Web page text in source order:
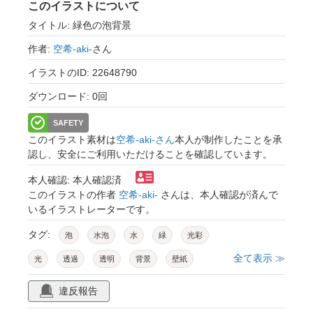
このイラストについて
タイトル: 緑色の泡背景
作者: 空希-aki-さん
イラストのID: 22648790
ダウンロード: 0回
SAFETY
このイラスト素材は空希-aki-さん本人が制作したことを承
認し、安全にご利用いただけることを確認しています。
本人確認: 本人確認済
このイラストの作者 空希-aki- さんは、本人確認が済んで
いるイラストレーターです。
タグ: 泡 水泡 水 緑 光彩
光 透過 透明 背景 壁紙
テクスチャー 幻想的
浮かぶ きれい 美しい やさしい
全て表示 ≫
違反報告